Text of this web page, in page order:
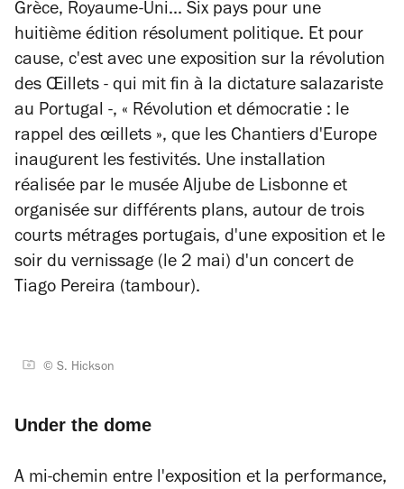
Grèce, Royaume-Uni... Six pays pour une
huitième édition résolument politique. Et pour
cause, c'est avec une exposition sur la révolution
des Œillets - qui mit fin à la dictature salazariste
au Portugal -, « Révolution et démocratie : le
rappel des œillets », que les Chantiers d'Europe
inaugurent les festivités. Une installation
réalisée par le musée Aljube de Lisbonne et
organisée sur différents plans, autour de trois
courts métrages portugais, d'une exposition et le
soir du vernissage (le 2 mai) d'un concert de
Tiago Pereira (tambour).
© S. Hickson
Under the dome
A mi-chemin entre l'exposition et la performance,